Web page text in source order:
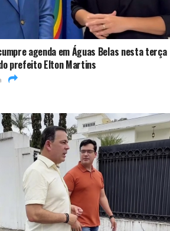
agenda em Águas Belas nesta terça
prefeito Elton Martins